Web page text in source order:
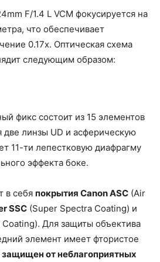
F/1.4 L VCM фокусируется на
что обеспечивает
0.17x. Оптическая схема
следующим образом:
фикс состоит из 15 элементов
две линзы UD и асферическую
11-ти лепестковую диафрагму
эффекта боке.
в себя покрытия Canon ASC (Air
SSC (Super Spectra Coating) и
Для защиты объектива
элемент имеет фтористое
от неблагоприятных